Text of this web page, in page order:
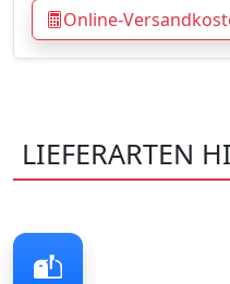
Online-
LIEFERARTEN